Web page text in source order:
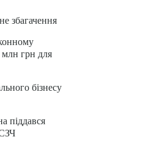
збагачення
млн грн для
бізнесу
піддався